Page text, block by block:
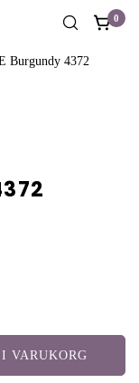
0
Burgundy 4372
VARUKORG